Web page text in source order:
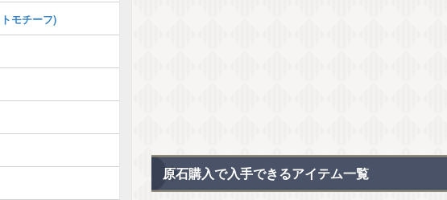
原石購入で入手できるアイテム一覧
モチーフ)